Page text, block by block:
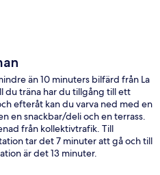
än 10 minuters bilfärd från La
du träna har du tillgång till ett
efteråt kan du varva ned med en
en snackbar/deli och en terrass.
från kollektivtrafik. Till
tar det 7 minuter att gå och till
är det 13 minuter.